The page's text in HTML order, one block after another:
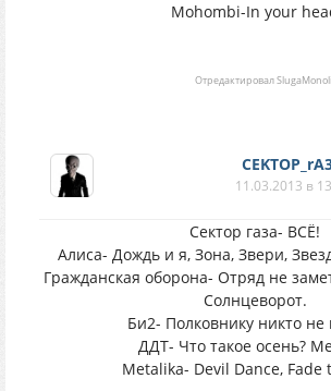
Mohombi-In your
Отредактировал
11.03.2013 в
Сектор газа- ВСЁ!
Алиса- Дождь и я, Зона, Звери,
Гражданская оборона- Отряд не
Солнцеворот.
Би2- Полковнику никто
ДДТ- Что такое осень?
Metalika- Devil Dance, Fade